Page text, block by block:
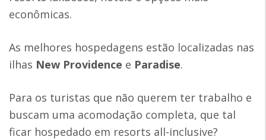
econômicas.
As melhores hospedagens estão localizadas nas
ilhas New Providence e Paradise.
Para os turistas que não querem ter trabalho e
buscam uma acomodação completa, que tal
ficar hospedado em resorts all-inclusive?